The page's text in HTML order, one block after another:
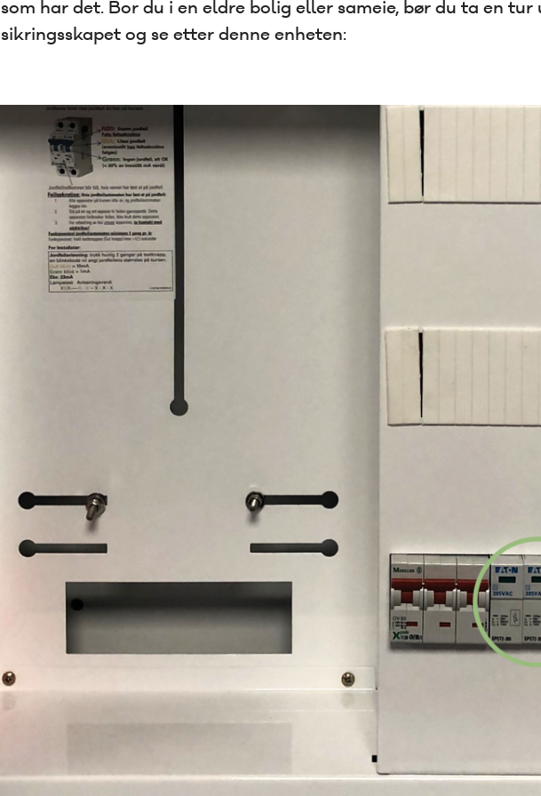
som har det. Bor du i en eldre bolig eller sameie, bør du ta en tur
sikringsskapet og se etter denne enheten: